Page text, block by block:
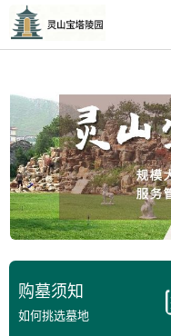
购墓须知
如何挑选墓地